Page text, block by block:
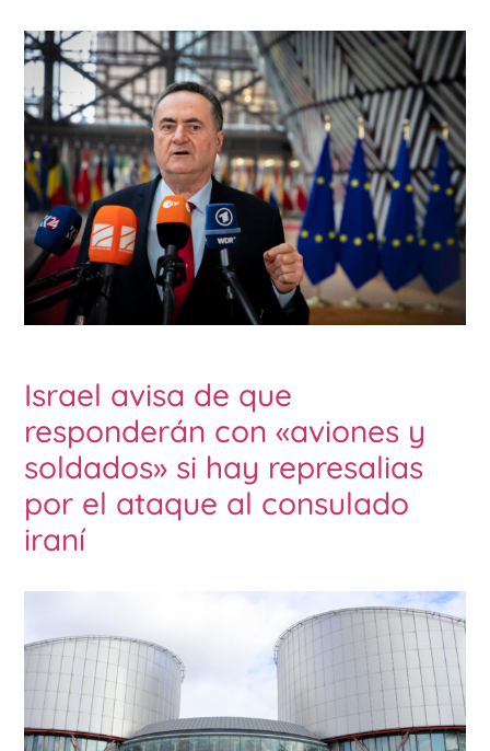
Israel avisa de que
responderán con «aviones y
soldados» si hay represalias
por el ataque al consulado
iraní